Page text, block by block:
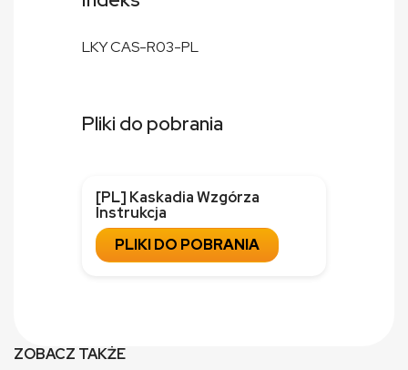
LKY CAS-R03-PL
Pliki do pobrania
[PL] Kaskadia Wzgórza
Instrukcja
PLIKI DO POBRANIA
ZOBACZ TAKŻE